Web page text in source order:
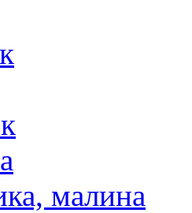
малина